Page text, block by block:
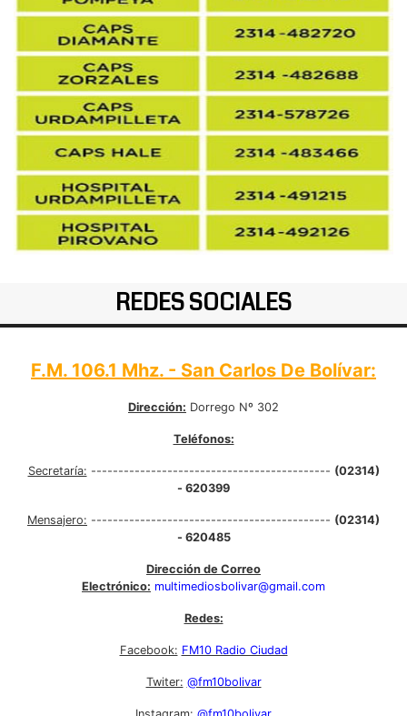
REDES SOCIALES
F.M. 106.1 Mhz. - San Carlos De Bolívar:
Dirección: Dorrego Nº 302
Teléfonos:
Secretaría: -------------------------------------------- (02314)
- 620399
Mensajero: -------------------------------------------- (02314)
- 620485
Dirección de Correo
Electrónico: multimediosbolivar@gmail.com
Redes:
Facebook: FM10 Radio Ciudad
Twiter: @fm10bolivar